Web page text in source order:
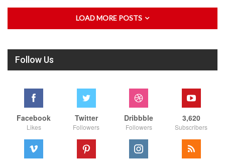
LOAD MORE POSTS
Follow Us
Facebook
Likes
Twitter
Followers
Dribbble
Followers
3,620
Subscribers